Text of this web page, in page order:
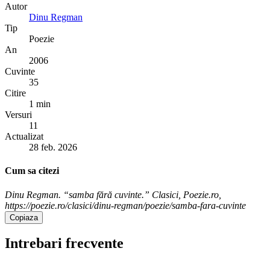
Autor
Dinu Regman
Tip
Poezie
An
2006
Cuvinte
35
Citire
1 min
Versuri
11
Actualizat
28 feb. 2026
Cum sa citezi
Dinu Regman. “samba fără cuvinte.” Clasici, Poezie.ro,
https://poezie.ro/clasici/dinu-regman/poezie/samba-fara-cuvinte
Copiaza
Intrebari frecvente